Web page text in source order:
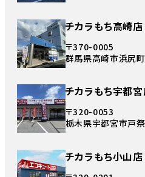
チカラもち高崎店
〒370-0005
群馬県高崎市浜尻
チカラもち宇都
〒320-0053
栃木県宇都宮市戸
チカラもち小山店